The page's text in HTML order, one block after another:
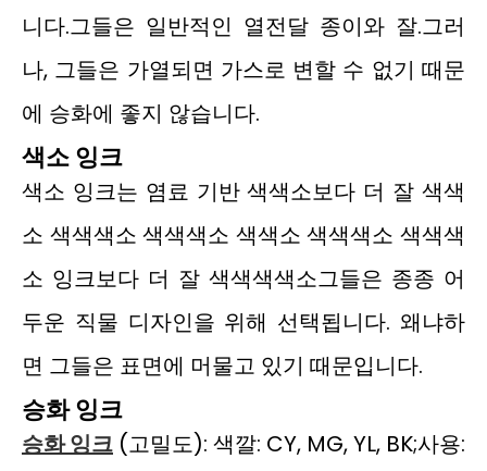
니다.그들은 일반적인 열전달 종이와 잘.그러
나, 그들은 가열되면 가스로 변할 수 없기 때문
에 승화에 좋지 않습니다.
색소 잉크
색소 잉크는 염료 기반 색색소보다 더 잘 색색
소 색색색소 색색색소 색색소 색색색소 색색색
소 잉크보다 더 잘 색색색색소그들은 종종 어
두운 직물 디자인을 위해 선택됩니다. 왜냐하
면 그들은 표면에 머물고 있기 때문입니다.
승화 잉크
승화 잉크 (고밀도): 색깔: CY, MG, YL, BK;사용: